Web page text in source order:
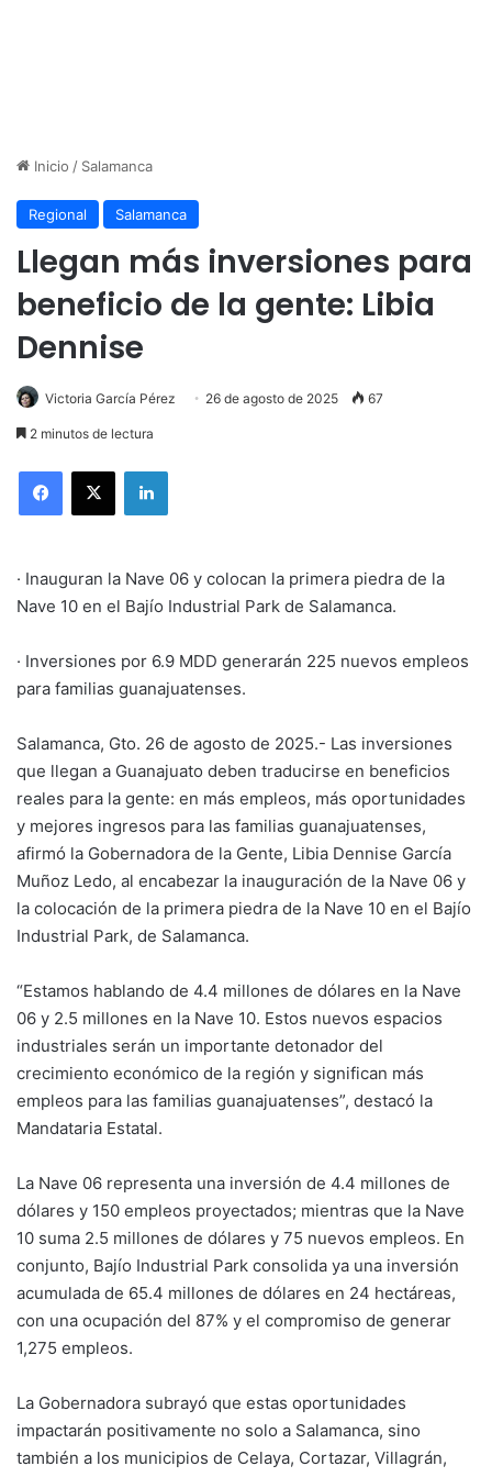
Inicio / Salamanca
Regional Salamanca
Llegan más inversiones para
beneficio de la gente: Libia
Dennise
Victoria García Pérez 26 de agosto de 2025 67
2 minutos de lectura
LinkedIn
· Inauguran la Nave 06 y colocan la primera piedra de la
Nave 10 en el Bajío Industrial Park de Salamanca.
· Inversiones por 6.9 MDD generarán 225 nuevos empleos
para familias guanajuatenses.
Salamanca, Gto. 26 de agosto de 2025.- Las inversiones
que llegan a Guanajuato deben traducirse en beneficios
reales para la gente: en más empleos, más oportunidades
y mejores ingresos para las familias guanajuatenses,
afirmó la Gobernadora de la Gente, Libia Dennise García
Muñoz Ledo, al encabezar la inauguración de la Nave 06 y
la colocación de la primera piedra de la Nave 10 en el Bajío
Industrial Park, de Salamanca.
“Estamos hablando de 4.4 millones de dólares en la Nave
06 y 2.5 millones en la Nave 10. Estos nuevos espacios
industriales serán un importante detonador del
crecimiento económico de la región y significan más
empleos para las familias guanajuatenses”, destacó la
Mandataria Estatal.
La Nave 06 representa una inversión de 4.4 millones de
dólares y 150 empleos proyectados; mientras que la Nave
10 suma 2.5 millones de dólares y 75 nuevos empleos. En
conjunto, Bajío Industrial Park consolida ya una inversión
acumulada de 65.4 millones de dólares en 24 hectáreas,
con una ocupación del 87% y el compromiso de generar
1,275 empleos.
La Gobernadora subrayó que estas oportunidades
impactarán positivamente no solo a Salamanca, sino
también a los municipios de Celaya, Cortazar, Villagrán,